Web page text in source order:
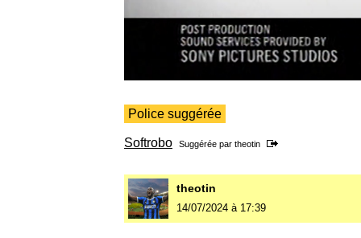
Police suggérée
Softrobo Suggérée par theotin
theotin
14/07/2024 à 17:39